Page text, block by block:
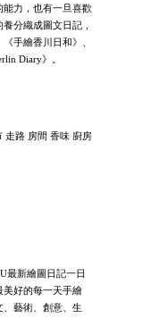
力，也有一旦喜歡
分織成圖文日記，
手繪香川日和》、
Diary》。
走路 房間 香味 廚房
最新繪圖日記一日
美好的每一天手繪
、藝術、創意、生